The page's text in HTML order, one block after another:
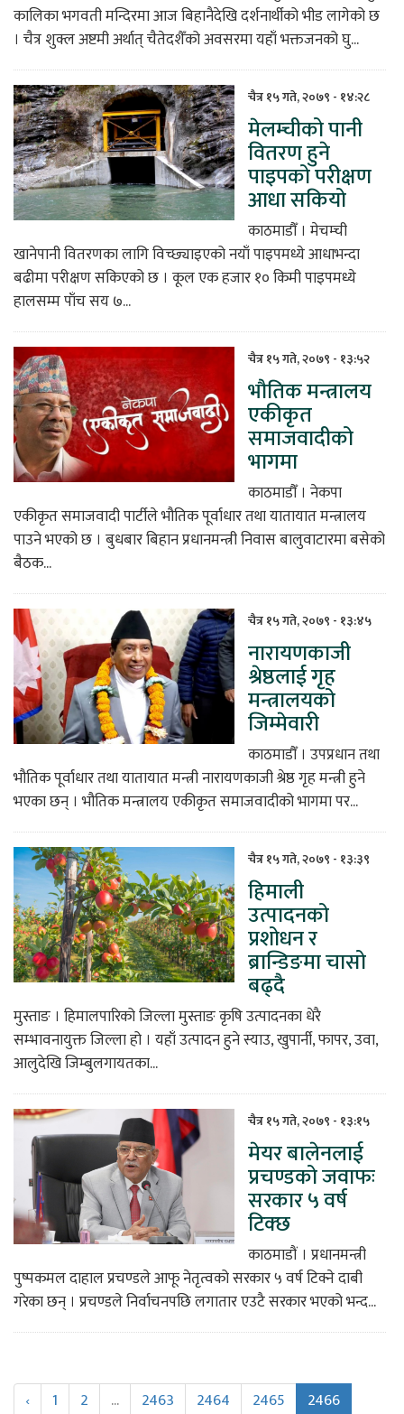
कालिका भगवती मन्दिरमा आज बिहानैदेखि दर्शनार्थीको भीड लागेको छ
। चैत्र शुक्ल अष्टमी अर्थात् चैतेदशैँको अवसरमा यहाँ भक्तजनको घु...
चैत्र १५ गते, २०७९ - १४:२८
मेलम्चीको पानी
वितरण हुने
पाइपको परीक्षण
आधा सकियो
काठमाडौँ । मेचम्ची
खानेपानी वितरणका लागि विच्छ्याइएको नयाँ पाइपमध्ये आधाभन्दा
बढीमा परीक्षण सकिएको छ । कूल एक हजार १० किमी पाइपमध्ये
हालसम्म पाँच सय ७...
चैत्र १५ गते, २०७९ - १३:५२
भौतिक मन्त्रालय
एकीकृत
समाजवादीको
भागमा
काठमाडौँ । नेकपा
एकीकृत समाजवादी पार्टीले भौतिक पूर्वाधार तथा यातायात मन्त्रालय
पाउने भएको छ । बुधबार बिहान प्रधानमन्त्री निवास बालुवाटारमा बसेको
बैठक...
चैत्र १५ गते, २०७९ - १३:४५
नारायणकाजी
श्रेष्ठलाई गृह
मन्त्रालयको
जिम्मेवारी
काठमाडौँ । उपप्रधान तथा
भौतिक पूर्वाधार तथा यातायात मन्त्री नारायणकाजी श्रेष्ठ गृह मन्त्री हुने
भएका छन् । भौतिक मन्त्रालय एकीकृत समाजवादीको भागमा पर...
चैत्र १५ गते, २०७९ - १३:३९
हिमाली
उत्पादनको
प्रशोधन र
ब्रान्डिङमा चासो
बढ्दै
मुस्ताङ । हिमालपारिको जिल्ला मुस्ताङ कृषि उत्पादनका धेरै
सम्भावनायुक्त जिल्ला हो । यहाँ उत्पादन हुने स्याउ, खुपार्नी, फापर, उवा,
आलुदेखि जिम्बुलगायतका...
चैत्र १५ गते, २०७९ - १३:१५
मेयर बालेनलाई
प्रचण्डको जवाफः
सरकार ५ वर्ष
टिक्छ
काठमाडौं । प्रधानमन्त्री
पुष्पकमल दाहाल प्रचण्डले आफू नेतृत्वको सरकार ५ वर्ष टिक्ने दाबी
गरेका छन् । प्रचण्डले निर्वाचनपछि लगातार एउटै सरकार भएको भन्द...
‹ 1 2 ... 2463 2464 2465
2466